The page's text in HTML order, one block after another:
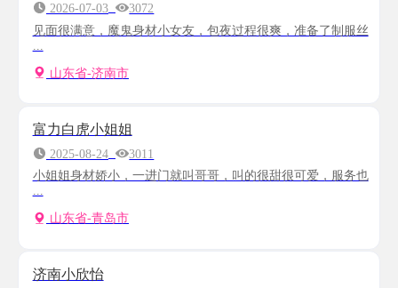
2026-07-03
3072
见面很满意，魔鬼身材小女友，包夜过程很爽，准备了制服丝
山东省-济南市
富力白虎小姐姐
2025-08-24
3011
小姐姐身材娇小，一进门就叫哥哥，叫的很甜很可爱，服务也
...
山东省-青岛市
济南小欣怡